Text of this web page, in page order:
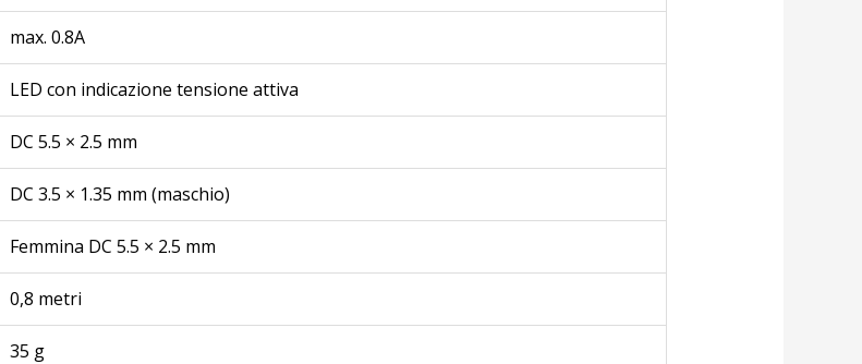
max. 0.8A
LED con indicazione tensione attiva
DC 5.5 × 2.5 mm
DC 3.5 × 1.35 mm (maschio)
Femmina DC 5.5 × 2.5 mm
0,8 metri
35 g